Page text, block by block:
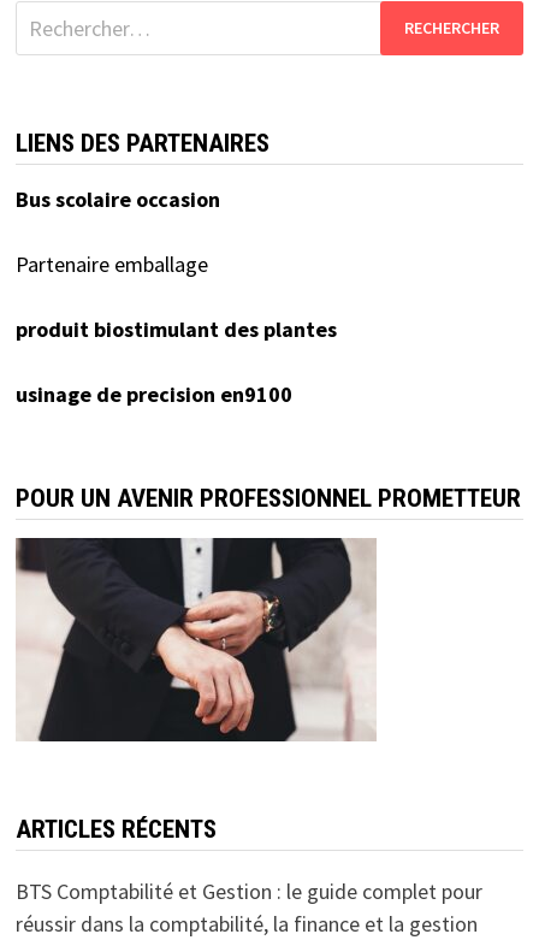
Rechercher :
LIENS DES PARTENAIRES
Bus scolaire occasion
Partenaire emballage
produit biostimulant des plantes
usinage de precision en9100
POUR UN AVENIR PROFESSIONNEL PROMETTEUR
ARTICLES RÉCENTS
BTS Comptabilité et Gestion : le guide complet pour
réussir dans la comptabilité, la finance et la gestion